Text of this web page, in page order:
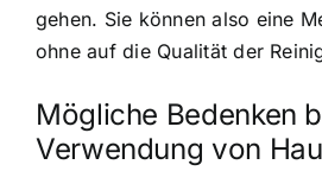
gehen. Sie können also eine
ohne auf die Qualität der
Mögliche Bedenken
Verwendung von